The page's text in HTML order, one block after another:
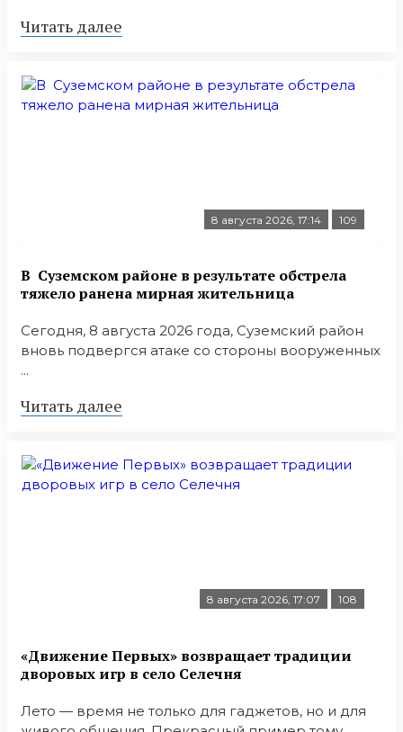
Читать далее
8 августа 2026, 17:14 109
В Суземском районе в результате обстрела
тяжело ранена мирная жительница
Сегодня, 8 августа 2026 года, Суземский район
вновь подвергся атаке со стороны вооруженных
...
Читать далее
8 августа 2026, 17:07 108
«Движение Первых» возвращает традиции
дворовых игр в село Селечня
Лето — время не только для гаджетов, но и для